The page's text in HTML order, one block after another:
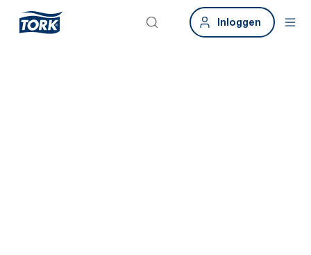
Inloggen